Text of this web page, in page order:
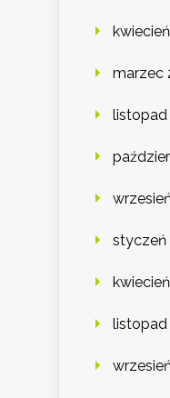
marzec
listopad
styczeń
listopad